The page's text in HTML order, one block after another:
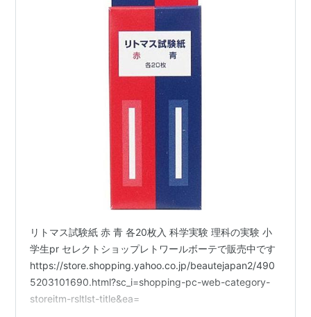
リトマス試験紙 赤 青 各20枚入 科学実験 理科の実験 小
学生pr セレクトショップレトワールボーテで販売中です
https://store.shopping.yahoo.co.jp/beautejapan2/490
5203101690.html?sc_i=shopping-pc-web-category-
storeitm-rsltlst-title&ea=